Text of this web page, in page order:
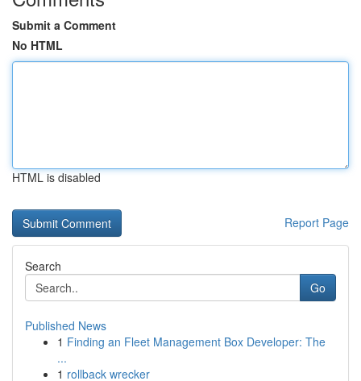
Submit a Comment
No HTML
HTML is disabled
Report Page
Search
Go
Published News
1 Finding an Fleet Management Box Developer: The
...
1 rollback wrecker